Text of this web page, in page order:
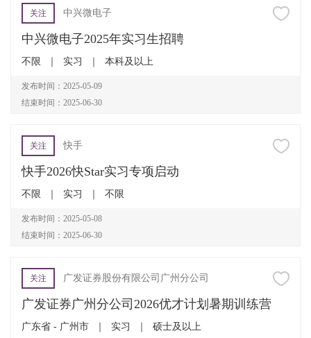
关注 中兴微电子
中兴微电子2025年实习生招聘
不限 实习 本科及以上
发布时间：2025-05-09
结束时间：2025-06-30
关注 快手
快手2026快Star实习专项启动
不限 实习 不限
发布时间：2025-05-08
结束时间：2025-06-30
关注 广发证券股份有限公司广州分公司
广发证券广州分公司2026优才计划暑期训练营
广东省 - 广州市 实习 硕士及以上